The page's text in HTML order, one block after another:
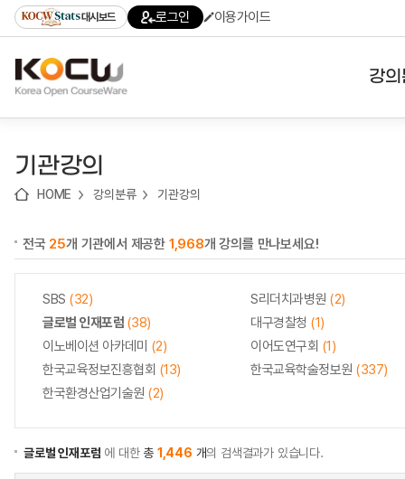
기
기
기
content)
가
대시보드 로그인 이용가이드
강
기관강의
HOME 강의분류 기관강의
전국 25개 기관에서 제공한 1,968개 강의를 만나보세요!
SBS (32) S리더치과병원 (2)
글로벌 인재포럼 (38) 대구경찰청 (1)
이노베이션 아카데미 (2) 이어도연구회 (1)
한국교육정보진흥협회 (13) 한국교육학술정보원 (337)
한국환경산업기술원 (2)
글로벌 인재포럼 에 대한총 1,446 개의 검색결과가 있습니다.